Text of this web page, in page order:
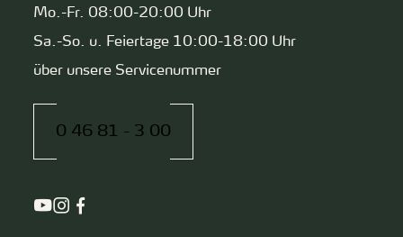
Mo.-Fr. 08:00-20:00 Uhr
Sa.-So. u. Feiertage 10:00-18:00 Uhr
über unsere Servicenummer
0 46 81 - 3 00